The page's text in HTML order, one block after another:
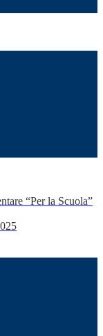
“Per la Scuola”